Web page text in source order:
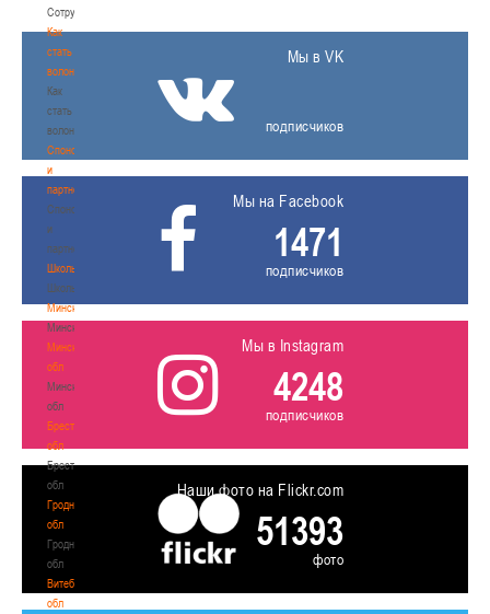
Сотрудничество
Как
стать
волонтером
Как
стать
волонтером
Спонсоры
и
партнеры
Спонсоры
и
партнеры
Школы
Школы
Минск
Минск
Минская
обл
Минская
обл
Брестская
обл
Брестская
обл
Гродненская
обл
Гродненская
обл
Витебская
обл
Мы в VK
подписчиков
Мы на Facebook
1471
подписчиков
Мы в Instagram
4248
подписчиков
Наши фото на Flickr.com
51393
фото